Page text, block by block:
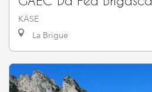
KÄSE
La Brigue